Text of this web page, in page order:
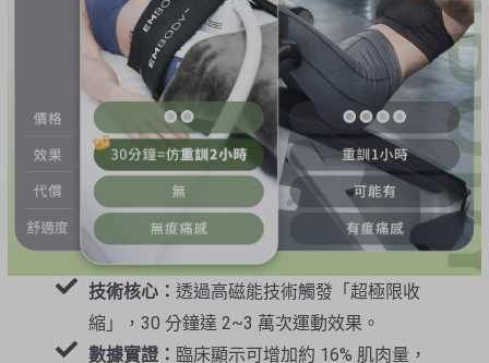
技術核心： 透過高磁能技術觸發「超極限收
縮」，30 分鐘達 2~3 萬次運動效果。
數據實證： 臨床顯示可增加約 16% 肌肉量，